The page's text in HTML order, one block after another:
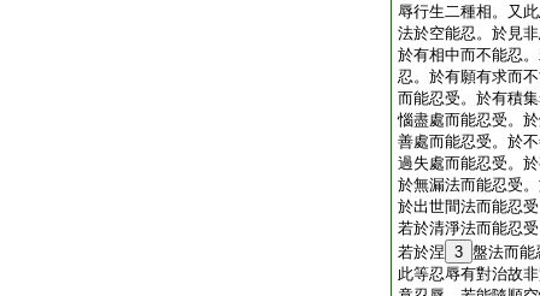
辱行生二種相。又
法於空能忍。於見
於有相中而不能忍
忍。於有願有求而
而能忍受。於有積
惱盡處而能忍受。
善處而能忍受。於
過失處而能忍受。
於無漏法而能忍受
於出世間法而能忍
若於清淨法而能忍
若於涅 3 盤法而能
此等忍辱有對治故